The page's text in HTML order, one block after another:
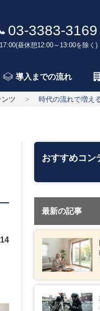
03-3383-3169
昼休憩12:00～13:00を除く)
導入までの流れ
ツ 時代の流れで増え
おすすめコン
最新の記事